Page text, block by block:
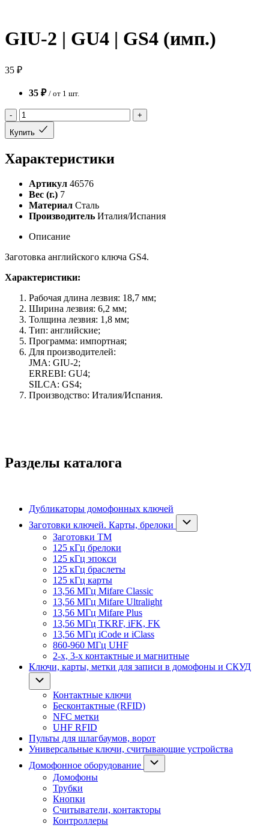
GIU-2 | GU4 | GS4 (имп.)
35 ₽
35 ₽ / от 1 шт.
-
+
Купить
Характеристики
Артикул 46576
Вес (г.) 7
Материал Сталь
Производитель Италия/Испания
Описание
Заготовка английского ключа GS4.
Характеристики:
Рабочая длина лезвия: 18,7 мм;
Ширина лезвия: 6,2 мм;
Толщина лезвия: 1,8 мм;
Тип: английские;
Программа: импортная;
Для производителей:
JMA: GIU-2;
ERREBI: GU4;
SILCA: GS4;
Производство: Италия/Испания.
Разделы каталога
Дубликаторы домофонных ключей
Заготовки ключей. Карты, брелоки
Заготовки ТМ
125 кГц брелоки
125 кГц эпокси
125 кГц браслеты
125 кГц карты
13,56 МГц Mifare Classic
13,56 МГц Mifare Ultralight
13,56 МГц Mifare Plus
13,56 МГц TKRF, iFK, FK
13,56 МГц iCode и iClass
860-960 МГц UHF
2-х, 3-х контактные и магнитные
Ключи, карты, метки для записи в домофоны и СКУД
Контактные ключи
Бесконтактные (RFID)
NFC метки
UHF RFID
Пульты для шлагбаумов, ворот
Универсальные ключи, считывающие устройства
Домофонное оборудование
Домофоны
Трубки
Кнопки
Считыватели, контакторы
Контроллеры